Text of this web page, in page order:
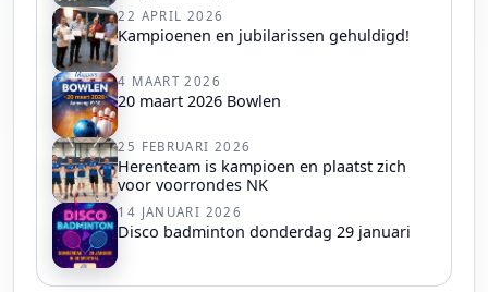
22 APRIL 2026
Kampioenen en jubilarissen gehuldigd!
4 MAART 2026
20 maart 2026 Bowlen
25 FEBRUARI 2026
Herenteam is kampioen en plaatst zich
voor voorrondes NK
14 JANUARI 2026
Disco badminton donderdag 29 januari